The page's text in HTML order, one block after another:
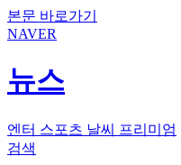
본문 바로가기
NAVER
뉴스
엔터 스포츠 날씨
프리미엄
검색